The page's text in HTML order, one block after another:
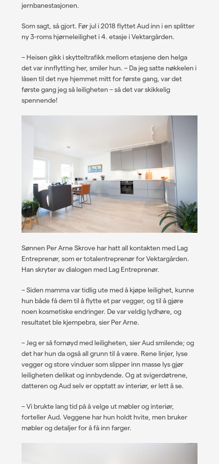
jernbanestasjonen.
Som sagt, så gjort. Før jul i 2018 flyttet Aud inn i en splitter
ny 3-roms hjørneleilighet i 4. etasje i Vektargården.
– Heisen gikk i skytteltrafikk mellom etasjene den helga
det var innflytting her, smiler hun. – Da jeg satte nøkkelen i
låsen til det nye hjemmet mitt for første gang, var det
første gang jeg så leiligheten – så det var skikkelig
spennende!
Sønnen Per Arne Skrove har hatt all kontakten med Lag
Entreprenør, som er totalentreprenør for Vektargården.
Han skryter av dialogen med Lag Entreprenør.
– Siden mamma var tidlig ute med å kjøpe leilighet, kunne
hun både få dem til å flytte et par vegger, og til å gjøre
noen kosmetiske endringer. De var veldig lydhøre, og
resultatet ble kjempebra, sier Per Arne.
– Jeg er så fornøyd med leiligheten, sier Aud smilende; og
det har hun da også all grunn til å være. Rene linjer, lyse
vegger og store vinduer som slipper inn masse lys gjør
leiligheten delikat og innbydende. Og at svigerdøtrene,
datteren og Aud selv er opptatt av interiør, er lett å se.
– Vi brukte lang tid på å velge ut møbler og interiør,
forteller Aud. Veggene har hun holdt hvite, men bruker
møbler og detaljer for å få inn farger.